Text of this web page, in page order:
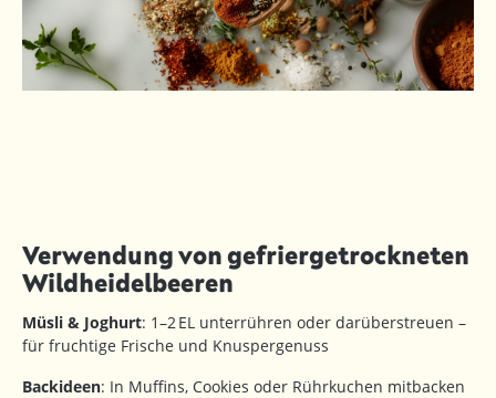
Verwendung von gefriergetrockneten
Wildheidelbeeren
Müsli & Joghurt: 1–2 EL unterrühren oder darüberstreuen –
für fruchtige Frische und Knuspergenuss
Backideen: In Muffins, Cookies oder Rührkuchen mitbacken